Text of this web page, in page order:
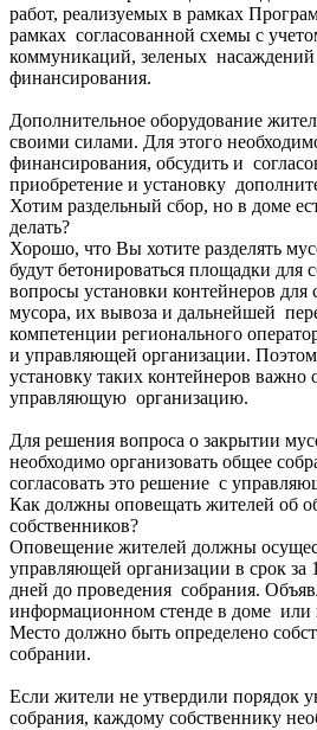
работ, реализуемых в рамках
рамках согласованной схемы с
коммуникаций, зеленых
финансирования.
Дополнительное оборудование
своими силами. Для этого
финансирования, обсудить и
приобретение и установку
Хотим раздельный сбор, но в доме
делать?
Хорошо, что Вы хотите разделять
будут бетонироваться площадки
вопросы установки контейнеров для
мусора, их вывоза и дальнейшей
компетенции регионального
и управляющей организации.
установку таких контейнеров важно
управляющую организацию.
Для решения вопроса о закрытии
необходимо организовать общее
согласовать это решение с
Как должны оповещать жителей об
собственников?
Оповещение жителей должны
управляющей организации в срок за
дней до проведения собрания.
информационном стенде в доме или
Место должно быть определено
собрании.
Если жители не утвердили порядок
собрания, каждому собственнику